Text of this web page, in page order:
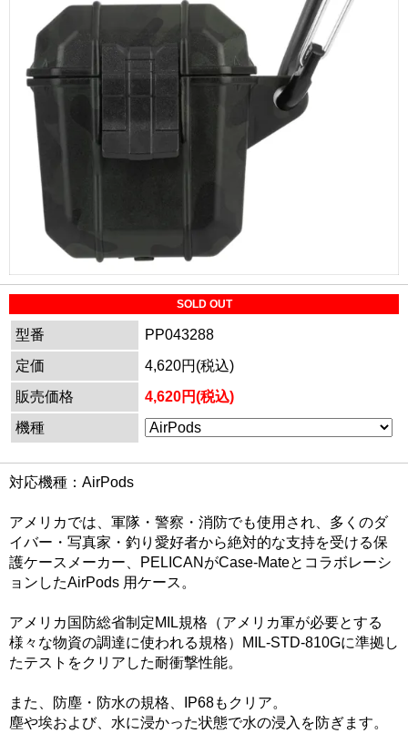
SOLD OUT
型番
PP043288
定価
4,620円(税込)
販売価格
4,620円(税込)
機種
対応機種：AirPods
アメリカでは、軍隊・警察・消防でも使用され、多くのダ
イバー・写真家・釣り愛好者から絶対的な支持を受ける保
護ケースメーカー、PELICANがCase-Mateとコラボレーシ
ョンしたAirPods 用ケース。
アメリカ国防総省制定MIL規格（アメリカ軍が必要とする
様々な物資の調達に使われる規格）MIL-STD-810Gに準拠し
たテストをクリアした耐衝撃性能。
また、防塵・防水の規格、IP68もクリア。
塵や埃および、水に浸かった状態で水の浸入を防ぎます。